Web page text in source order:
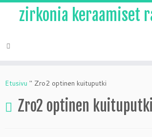
sisältöön
zirkonia keraamiset
Etusivu " Zro2 optinen kuituputki
Zro2 optinen kuituputki